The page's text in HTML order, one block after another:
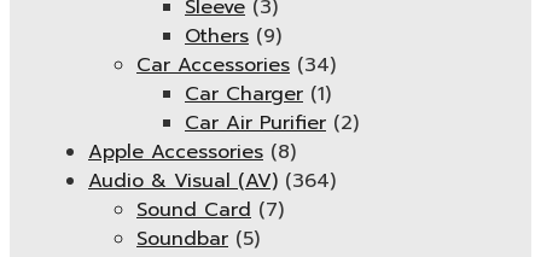
Sleeve (3)
Others (9)
Car Accessories (34)
Car Charger (1)
Car Air Purifier (2)
Apple Accessories (8)
Audio & Visual (AV) (364)
Sound Card (7)
Soundbar (5)